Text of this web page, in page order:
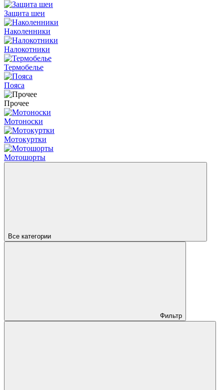
Защита шеи
Наколенники
Налокотники
Термобелье
Пояса
Прочее
Мотоноски
Мотокуртки
Мотошорты
Все категории
Фильтр